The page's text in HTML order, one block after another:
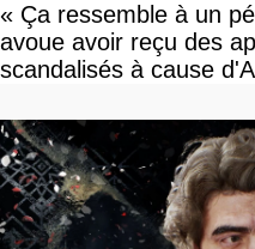
« Ça ressemble à un
avoue avoir reçu des
scandalisés à cause